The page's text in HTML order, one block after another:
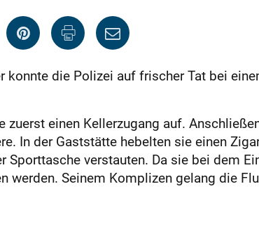
die Polizei auf frischer Tat bei
einen Kellerzugang auf.
In der Gaststätte hebelten sie einen
verstauten. Da sie bei dem
Seinem Komplizen gelang die